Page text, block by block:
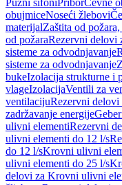
Pužni sifoniPriborCevne
obujmiceNoseći žlebovi
materijalZaštita od
od požaraRezervni delovi
sisteme za odvodnjavanje
sisteme za odvodnjavanje
bukeIzolacija strukturne i
vlageIzolacijaVentili za
ventilacijuRezervni delovi
zadržavanje energije
ulivni elementiRezervni
ulivni elementi do 12 l/s
do 12 l/sKrovni ulivni
ulivni elementi do 25 l/s
delovi za Krovni ulivni